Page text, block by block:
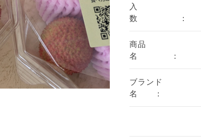
入
数 ：
商品
名 ：
ブランド
名 ：